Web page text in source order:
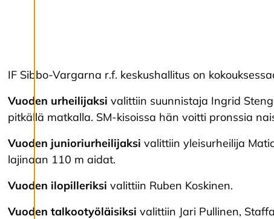
hallinta
ja voit muuttaa niitä
milloin tahansa. Lue
lisää
evästeistämme.
M
o
IF Sibbo-Vargarna r.f. keskushallitus on
Vuoden urheilijaksi valittiin suunnistaja Ingrid
pitkällä matkalla. SM-kisoissa hän voitti pronssia
Vuoden junioriurheilijaksi valittiin yleisurheilija
lajinaan 110 m aidat.
Vuoden ilopilleriksi valittiin Ruben Koskinen.
Vuoden talkootyöläisiksi valittiin Jari Pullinen,